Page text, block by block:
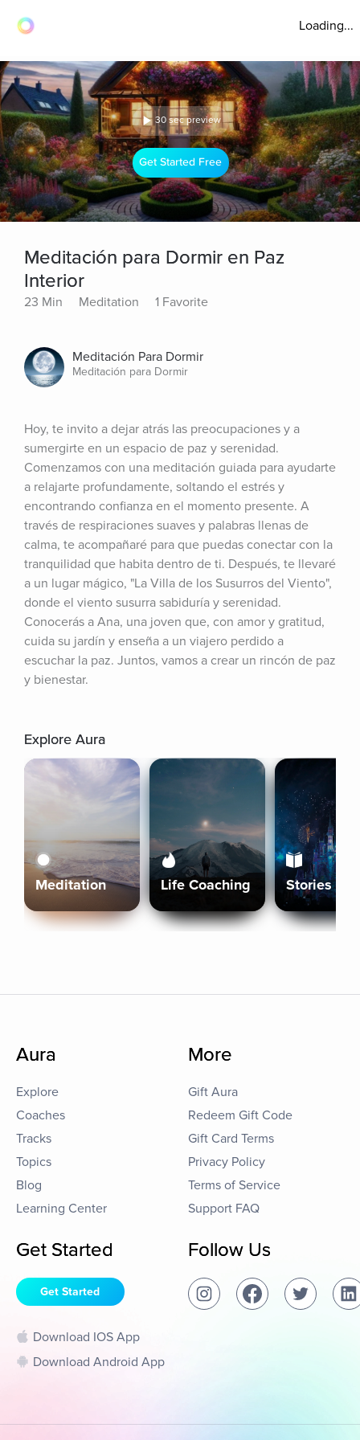
Loading...
30 sec preview
Get Started Free
Meditación para Dormir en Paz
Interior
23 Min Meditation 1 Favorite
Meditación Para Dormir
Meditación para Dormir
Hoy, te invito a dejar atrás las preocupaciones y a
sumergirte en un espacio de paz y serenidad.
Comenzamos con una meditación guiada para ayudarte
a relajarte profundamente, soltando el estrés y
encontrando confianza en el momento presente. A
través de respiraciones suaves y palabras llenas de
calma, te acompañaré para que puedas conectar con la
tranquilidad que habita dentro de ti. Después, te llevaré
a un lugar mágico, "La Villa de los Susurros del Viento",
donde el viento susurra sabiduría y serenidad.
Conocerás a Ana, una joven que, con amor y gratitud,
cuida su jardín y enseña a un viajero perdido a
escuchar la paz. Juntos, vamos a crear un rincón de paz
y bienestar.
Explore Aura
Meditation Life Coaching Stories
Aura
Explore
Coaches
Tracks
Topics
Blog
Learning Center
More
Gift Aura
Redeem Gift Code
Gift Card Terms
Privacy Policy
Terms of Service
Support FAQ
Get Started
Get Started
Download IOS App
Download Android App
Follow Us